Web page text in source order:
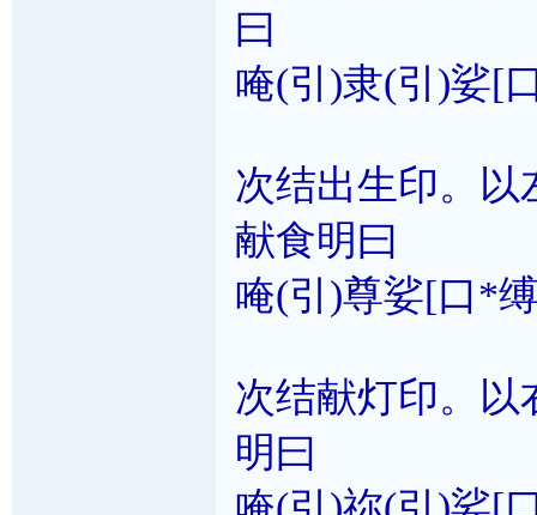
曰
唵(引)隶(引)娑[
次结出生印。以
献食明曰
唵(引)尊娑[口*
次结献灯印。以
明曰